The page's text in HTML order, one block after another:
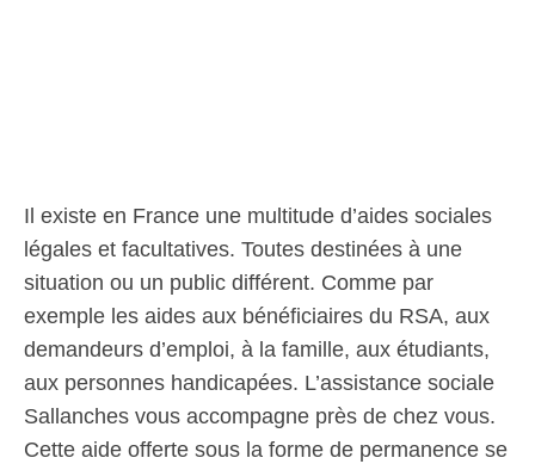
Il existe en France une multitude d’aides sociales
légales et facultatives. Toutes destinées à une
situation ou un public différent. Comme par
exemple les aides aux bénéficiaires du RSA, aux
demandeurs d’emploi, à la famille, aux étudiants,
aux personnes handicapées. L’assistance sociale
Sallanches vous accompagne près de chez vous.
Cette aide offerte sous la forme de permanence se